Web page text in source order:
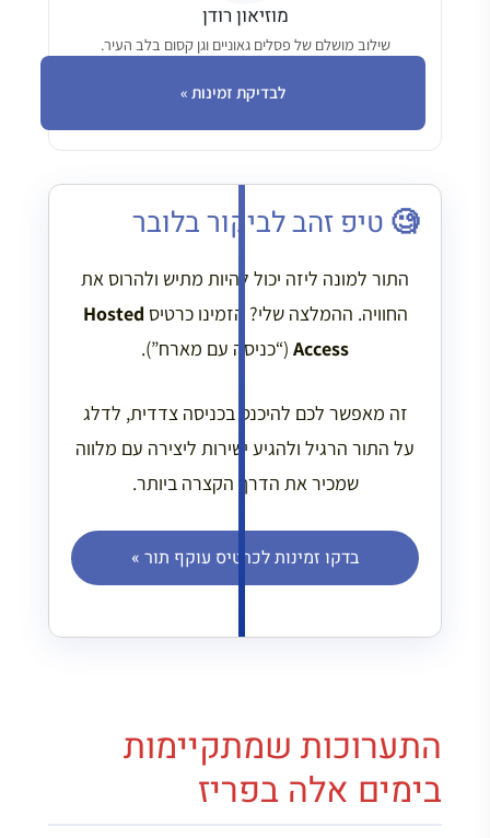
מוזיאון רודן
שילוב מושלם של פסלים גאוניים וגן קסום בלב העיר.
לבדיקת זמינות »
🧐 טיפ זהב לביקור בלובר
התור למונה ליזה יכול להיות מתיש ולהרוס את
החוויה. ההמלצה שלי? הזמינו כרטיס Hosted
Access (“כניסה עם מארח”).
זה מאפשר לכם להיכנס בכניסה צדדית, לדלג
על התור הרגיל ולהגיע ישירות ליצירה עם מלווה
שמכיר את הדרך הקצרה ביותר.
בדקו זמינות לכרטיס עוקף תור »
התערוכות שמתקיימות
בימים אלה בפריז